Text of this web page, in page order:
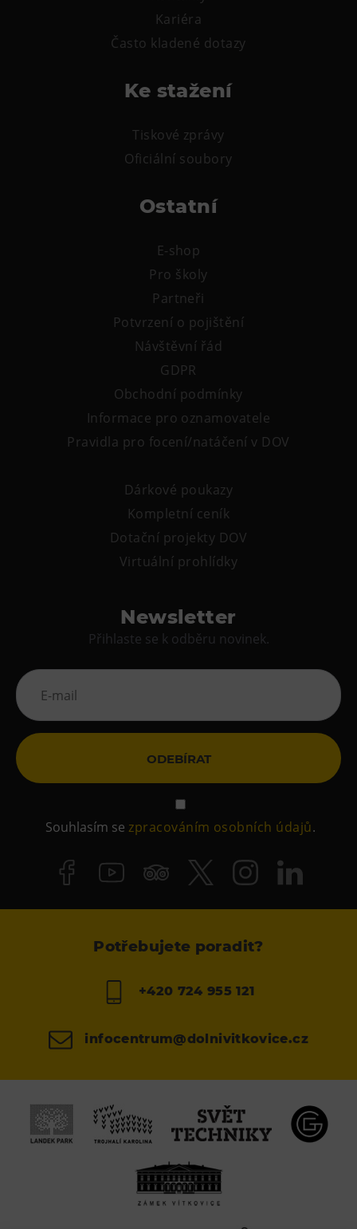
Kariéra
Často kladené dotazy
Ke stažení
Tiskové zprávy
Oficiální soubory
Ostatní
E-shop
Pro školy
Partneři
Potvrzení o pojištění
Návštěvní řád
GDPR
Obchodní podmínky
Informace pro oznamovatele
Pravidla pro focení/natáčení v DOV
Dárkové poukazy
Kompletní ceník
Dotační projekty DOV
Virtuální prohlídky
Newsletter
Přihlaste se k odběru novinek.
ODEBÍRAT
Souhlasím sezpracováním osobních údajů.
Potřebujete poradit?
+420 724 955 121
infocentrum@dolnivitkovice.cz